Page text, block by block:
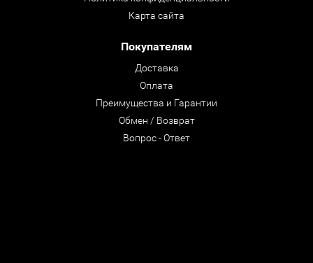
Карта сайта
Покупателям
Доставка
Оплата
Преимущества и Гарантии
Обмен / Возврат
Вопрос - Ответ